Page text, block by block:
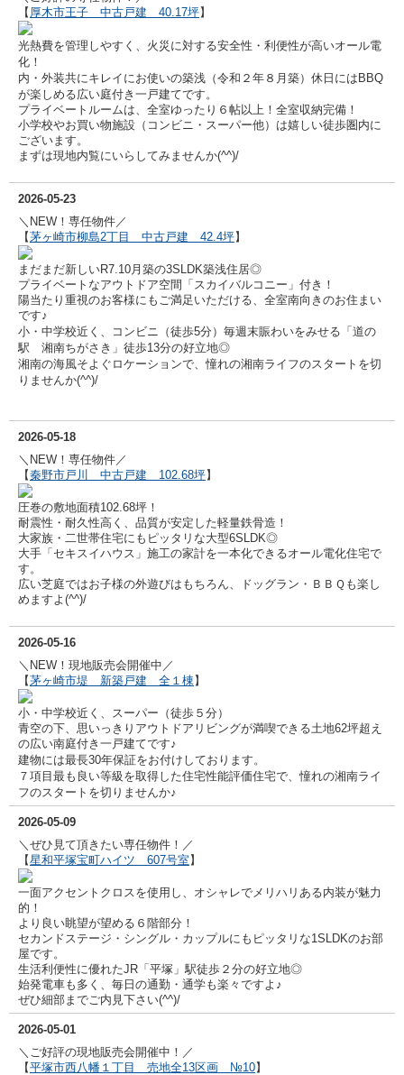
【厚木市王子 中古戸建 40.17坪】
光熱費を管理しやすく、火災に対する安全性・利便性が高いオール電
化！
内・外装共にキレイにお使いの築浅（令和２年８月築）休日にはBBQ
が楽しめる広い庭付き一戸建てです。
プライベートルームは、全室ゆったり６帖以上！全室収納完備！
小学校やお買い物施設（コンビニ・スーパー他）は嬉しい徒歩圏内に
ございます。
まずは現地内覧にいらしてみませんか(^^)/
2026-05-23
＼NEW！専任物件／
【茅ヶ崎市柳島2丁目 中古戸建 42.4坪】
まだまだ新しいR7.10月築の3SLDK築浅住居◎
プライベートなアウトドア空間「スカイバルコニー」付き！
陽当たり重視のお客様にもご満足いただける、全室南向きのお住まい
です♪
小・中学校近く、コンビニ（徒歩5分）毎週末賑わいをみせる「道の
駅 湘南ちがさき」徒歩13分の好立地◎
湘南の海風そよぐロケーションで、憧れの湘南ライフのスタートを切
りませんか(^^)/
2026-05-18
＼NEW！専任物件／
【秦野市戸川 中古戸建 102.68坪】
圧巻の敷地面積102.68坪！
耐震性・耐久性高く、品質が安定した軽量鉄骨造！
大家族・二世帯住宅にもピッタリな大型6SLDK◎
大手「セキスイハウス」施工の家計を一本化できるオール電化住宅で
す。
広い芝庭ではお子様の外遊びはもちろん、ドッグラン・ＢＢＱも楽し
めますよ(^^)/
2026-05-16
＼NEW！現地販売会開催中／
【茅ヶ崎市堤 新築戸建 全１棟】
小・中学校近く、スーパー（徒歩５分）
青空の下、思いっきりアウトドアリビングが満喫できる土地62坪超え
の広い南庭付き一戸建てです♪
建物には最長30年保証をお付けしております。
７項目最も良い等級を取得した住宅性能評価住宅で、憧れの湘南ライ
フのスタートを切りませんか♪
2026-05-09
＼ぜひ見て頂きたい専任物件！／
【星和平塚宝町ハイツ 607号室】
一面アクセントクロスを使用し、オシャレでメリハリある内装が魅力
的！
より良い眺望が望める６階部分！
セカンドステージ・シングル・カップルにもピッタリな1SLDKのお部
屋です。
生活利便性に優れたJR「平塚」駅徒歩２分の好立地◎
始発電車も多く、毎日の通勤・通学も楽々ですよ♪
ぜひ細部までご内見下さい(^^)/
2026-05-01
＼ご好評の現地販売会開催中！／
【平塚市西八幡１丁目 売地全13区画 №10】